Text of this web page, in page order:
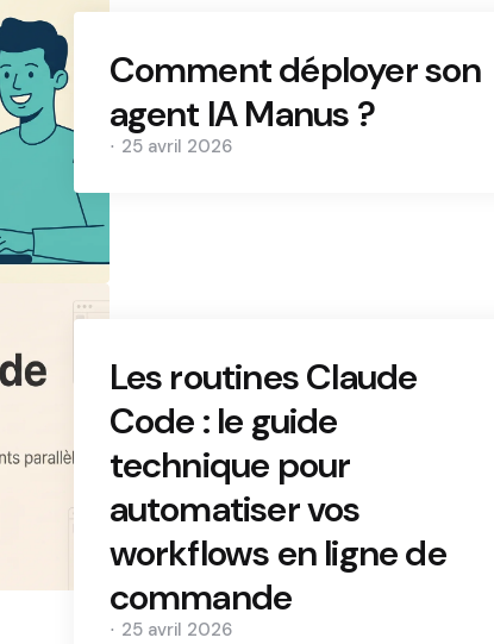
Comment déployer son
agent IA Manus ?
25 avril 2026
Les routines Claude
Code : le guide
technique pour
automatiser vos
workflows en ligne de
commande
25 avril 2026